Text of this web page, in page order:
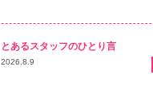
とあるスタッフのひとり言
2026.8.9